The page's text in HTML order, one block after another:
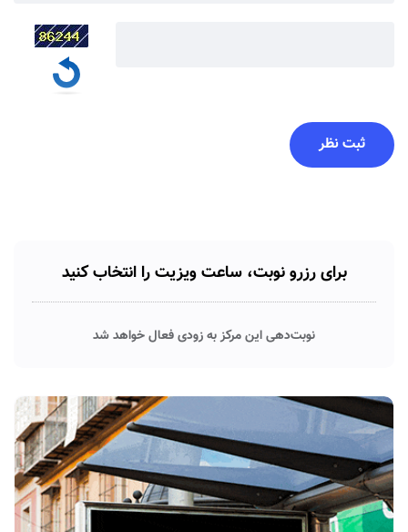
برای رزرو نوبت، ساعت ویزیت را انتخاب کنید
نوبت‌دهی این مرکز به زودی فعال خواهد شد